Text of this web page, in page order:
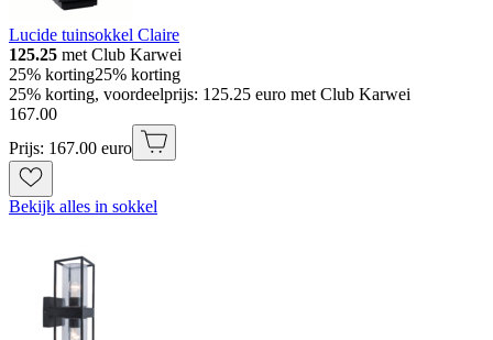
Lucide tuinsokkel Claire
125.25 met Club Karwei
25% korting25% korting
25% korting, voordeelprijs: 125.25 euro met Club Karwei
167.00
Prijs: 167.00 euro
Bekijk alles in sokkel